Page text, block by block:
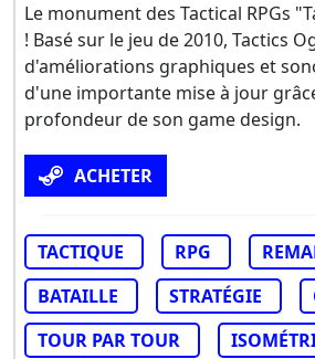
Le monument des Tactical RPGs
! Basé sur le jeu de 2010, Tactics
d'améliorations graphiques et
d'une importante mise à jour
profondeur de son game design.
ACHETER
TACTIQUE RPG
BATAILLE
STRATÉGIE
TOUR PAR TOUR